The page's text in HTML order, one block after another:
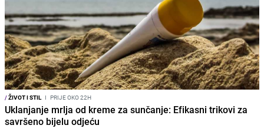
/ŽIVOT I STIL I PRIJE OKO 22H
Uklanjanje mrlja od kreme za sunčanje: Efikasni trikovi za
savršeno bijelu odjeću